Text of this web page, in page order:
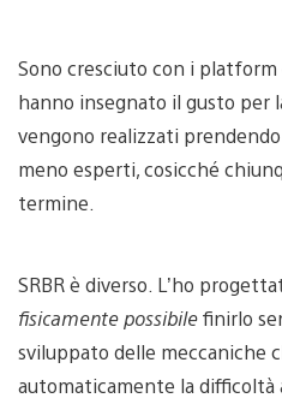
Sono cresciuto con i
hanno insegnato il gusto per
vengono realizzati
meno esperti, cosicché
termine.
SRBR è diverso. L’ho
fisicamente possibilefinirlo
sviluppato delle meccaniche
automaticamente la difficoltà